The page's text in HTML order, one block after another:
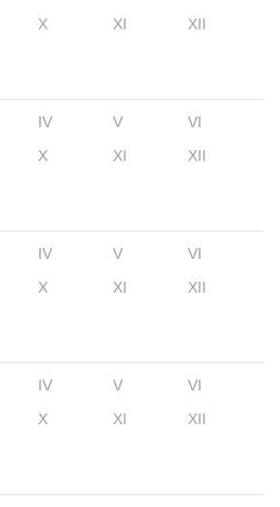
X XI XII
IV V
VI
X XI XII
IV V
VI
X XI XII
IV V
VI
X XI XII